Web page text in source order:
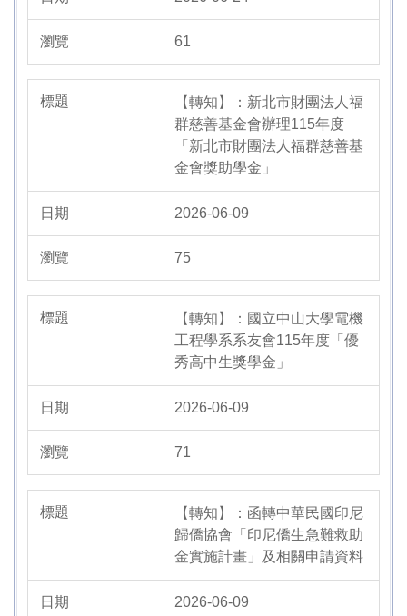
61
【轉知】：新北市財團法人福
群慈善基金會辦理115年度
「新北市財團法人福群慈善基
金會獎助學金」
2026-06-09
75
【轉知】：國立中山大學電機
工程學系系友會115年度「優
秀高中生獎學金」
2026-06-09
71
【轉知】：函轉中華民國印尼
歸僑協會「印尼僑生急難救助
金實施計畫」及相關申請資料
2026-06-09